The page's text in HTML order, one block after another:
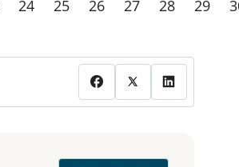
24 25 26 27 28 29